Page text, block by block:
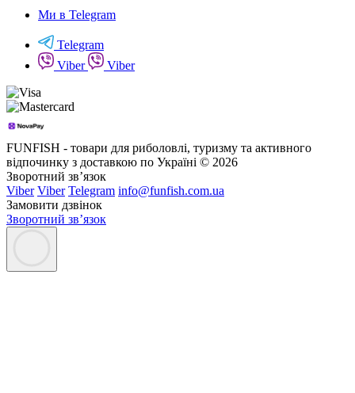
Ми в Telegram
Telegram
Viber
Viber
FUNFISH - товари для риболовлі, туризму та активного
відпочинку з доставкою по Україні © 2026
Зворотний зв’язок
Viber Viber Telegram info@funfish.com.ua
Замовити дзвінок
Зворотний зв’язок